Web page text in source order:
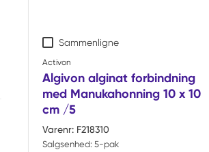
Sammenligne
Activon
Algivon alginat forbindning
med Manukahonning 10 x 10
cm /5
Varenr: F218310
Salgsenhed: 5-pak